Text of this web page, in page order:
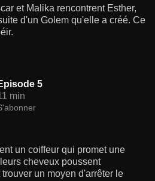
et Malika rencontrent Esther,
d'un Golem qu'elle a créé. Ce
5
min
un coiffeur qui promet une
cheveux poussent
un moyen d'arrêter le